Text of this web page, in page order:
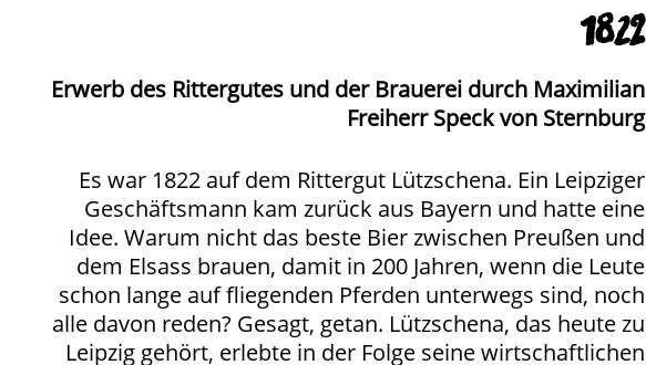
1822
Erwerb des Rittergutes und der Brauerei durch Maximilian
Freiherr Speck von Sternburg
Es war 1822 auf dem Rittergut Lützschena. Ein Leipziger
Geschäftsmann kam zurück aus Bayern und hatte eine
Idee. Warum nicht das beste Bier zwischen Preußen und
dem Elsass brauen, damit in 200 Jahren, wenn die Leute
schon lange auf fliegenden Pferden unterwegs sind, noch
alle davon reden? Gesagt, getan. Lützschena, das heute zu
Leipzig gehört, erlebte in der Folge seine wirtschaftlichen